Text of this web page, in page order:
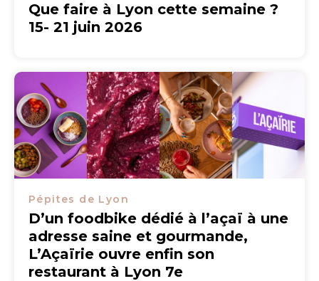
Que faire à Lyon cette semaine ?
15- 21 juin 2026
Pépites de Lyon
D’un foodbike dédié à l’açaï à une
adresse saine et gourmande,
L’Açaïrie ouvre enfin son
restaurant à Lyon 7e